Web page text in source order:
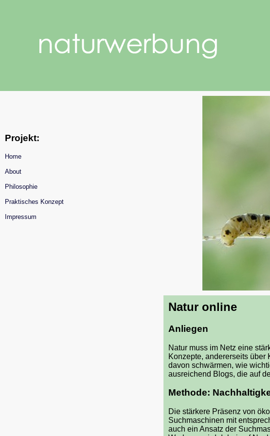
Projekt:
Home
About
Philosophie
Praktisches Konzept
Impressum
Natur online
Anliegen
Natur muss im Netz eine
Konzepte, andererseits
davon schwärmen, wie
ausreichend Blogs, die auf
Methode:
Die stärkere Präsenz von
Suchmaschinen mit
auch ein Ansatz der